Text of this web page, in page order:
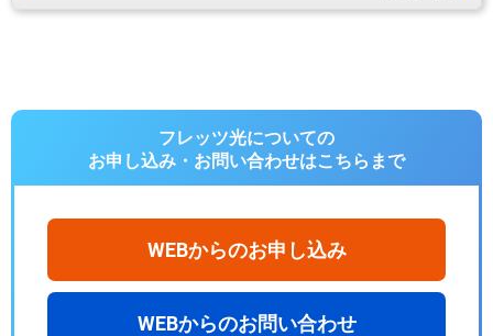
フレッツ光についての
お申し込み・お問い合わせはこちらまで
WEBからのお申し込み
WEBからのお問い合わせ